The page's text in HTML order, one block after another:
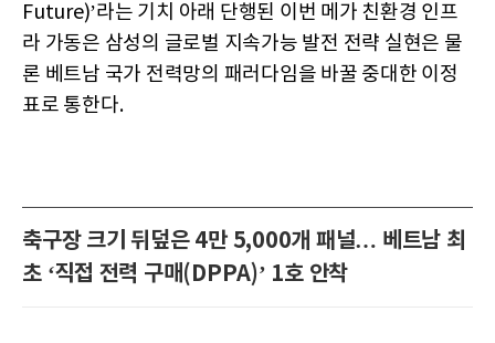
Future)’라는 기치 아래 단행된 이번 메가 친환경 인프
라 가동은 삼성의 글로벌 지속가능 발전 전략 실현은 물
론 베트남 국가 전력망의 패러다임을 바꿀 중대한 이정
표로 통한다.
축구장 크기 뒤덮은 4만 5,000개 패널… 베트남 최
초 ‘직접 전력 구매(DPPA)’ 1호 안착